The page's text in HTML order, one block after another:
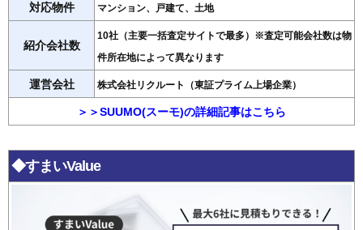
対応物件 マンション、戸建て、土地
紹介会社数
10社（主要一括査定サイトで最多）※査定可能会社数は物
件所在地によって異なります
運営会社 株式会社リクルート（東証プライム上場企業）
＞＞SUUMO(スーモ)の詳細記事はこちら
◆すまいValue